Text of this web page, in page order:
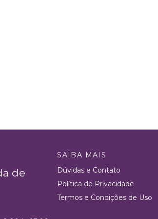
de
SAIBA MAIS
Dúvidas e Contato
Política de Privacidade
Termos e Condições de Uso